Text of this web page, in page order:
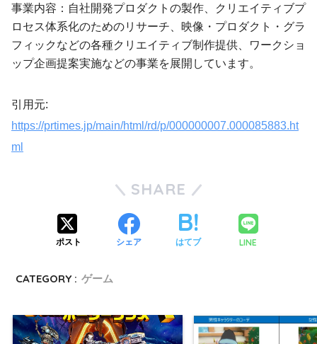
事業内容：自社開発プロダクトの製作、クリエイティブプ
ロセス体系化のためのリサーチ、映像・プロダクト・グラ
フィックなどの各種クリエイティブ制作提供、ワークショ
ップ企画提案実施などの事業を展開しています。
引用元:
https://prtimes.jp/main/html/rd/p/000000007.000085883.ht
ml
SHARE
ポスト シェア はてブ LINE
CATEGORY : ゲーム